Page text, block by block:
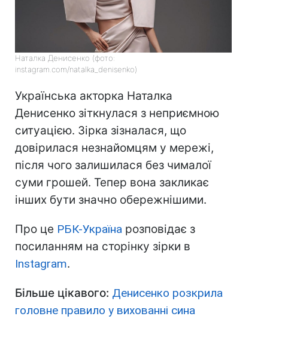
Наталка Денисенко (фото:
іnstagram.com/natalka_denisenko)
Українська акторка Наталка
Денисенко зіткнулася з неприємною
ситуацією. Зірка зізналася, що
довірилася незнайомцям у мережі,
після чого залишилася без чималої
суми грошей. Тепер вона закликає
інших бути значно обережнішими.
Про це РБК-Україна розповідає з
посиланням на сторінку зірки в
Instagram.
Більше цікавого: Денисенко розкрила
головне правило у вихованні сина